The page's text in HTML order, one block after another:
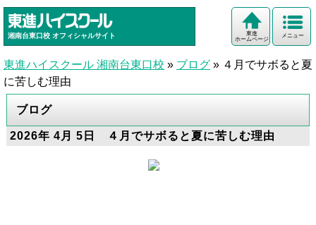
湘南台東口校 オフィシャルサイト メニュー
東進
ホームページ
東進ハイスクール 湘南台東口校 » ブログ » ４月でサボると夏
に苦しむ理由
ブログ
2026年 4月 5日 ４月でサボると夏に苦しむ理由